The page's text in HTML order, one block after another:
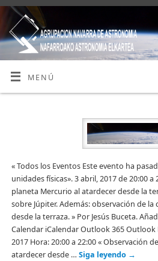
MENÚ
« Todos los Eventos Este evento ha
unidades físicas». 3 abril, 2017 de 20:00 a
planeta Mercurio al atardecer desde la
sobre Júpiter. Además: observación de
desde la terraza. » Por Jesús Buceta.
Calendar iCalendar Outlook 365 Outlook
2017 Hora: 20:00 a 22:00 « Observación
atardecer desde … Siga leyendo →